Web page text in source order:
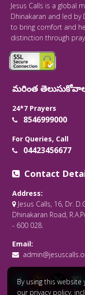
Jesus Calls is a global
Dhinakaran and led by
to bring comfort and
distinction through
మరింత
24*7 Prayers
8546999000
For Queries, Call
04423456677
Contact
Address:
Jesus Calls, 16, Dr.
Dhinakaran Road,
- 600 028.
Email:
By using this
our privacy policy,